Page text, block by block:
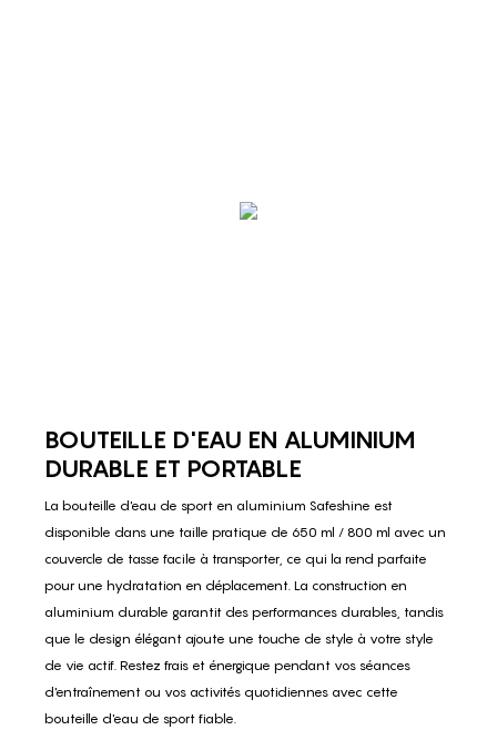
BOUTEILLE D'EAU EN ALUMINIUM
DURABLE ET PORTABLE
La bouteille d'eau de sport en aluminium Safeshine est
disponible dans une taille pratique de 650 ml / 800 ml avec un
couvercle de tasse facile à transporter, ce qui la rend parfaite
pour une hydratation en déplacement. La construction en
aluminium durable garantit des performances durables, tandis
que le design élégant ajoute une touche de style à votre style
de vie actif. Restez frais et énergique pendant vos séances
d'entraînement ou vos activités quotidiennes avec cette
bouteille d'eau de sport fiable.